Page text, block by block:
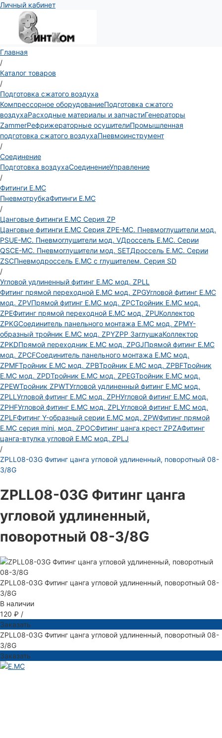
Личный кабинет
Главная
/
Каталог товаров
/
Подготовка сжатого воздуха
Компрессорное оборудованиеПодготовка сжатого
воздухаРасходные материалы и запчастиГенераторы
ZammerРефрижераторные осушителиПромышленная
подготовка сжатого воздухаПневмоинструмент
/
Соединение
Подготовка воздухаСоединениеУправление
/
Фитинги E.MC
ПневмотрубкаФитинги E.MC
/
Цанговые фитинги E.MC Серия ZP
Цанговые фитинги E.MC Серия ZPE-MC. Пневмоглушители мод.
PSUE-MC. Пневмоглушители мод. VДроссель E.MC. Серии
QSCE-MC. Пневмоглушители мод. SETДроссель E.MC. Серии
ZSCПневмодроссель E.MC с глушителем. Серия SD
/
Угловой удлиненный фитинг E.MC мод. ZPLL
Фитинг прямой переходной E.MC мод. ZPGУгловой фитинг E.MC
мод. ZPVПрямой фитинг E.MC мод. ZPCТройник E.MC мод.
ZPEФитинг прямой переходной E.MC мод. ZPUКоллектор
ZPKGСоединитель панельного монтажа E.MC мод. ZPMY-
образный тройник E.MC мод. ZPYZPP ЗаглушкаКоллектор
ZPKDПрямой переходник E.MC мод. ZPGJПрямой фитинг E.MC
мод. ZPCFСоединитель панельного монтажа E.MC мод.
ZPMFТройник E.MC мод. ZPBТройник E.MC мод. ZPBFТройник
E.MC мод. ZPDТройник E.MC мод. ZPEGТройник E.MC мод.
ZPEWТройник ZPWTУгловой удлиненный фитинг E.MC мод.
ZPLL Угловой фитинг E.MC мод. ZPHУгловой фитинг E.MC мод.
ZPHFУгловой фитинг E.MC мод. ZPL Угловой фитинг E.MC мод.
ZPLFФитинг Y-образный серии E.MC мод. ZPWФитинг прямой
E.MC серия mini, мод. ZPOCФитинг цанга крест ZPZAФитинг
цанга-втулка угловой Е.МС мод. ZPLJ
/
ZPLL08-03G Фитинг цанга угловой удлиненный, поворотный 08-
3/8G
ZPLL08-03G Фитинг цанга
угловой удлиненный,
поворотный 08-3/8G
ZPLL08-03G Фитинг цанга угловой удлиненный, поворотный 08-
3/8G
В наличии
120 ₽ /
Заказать
ZPLL08-03G Фитинг цанга угловой удлиненный, поворотный 08-
3/8G
Заказать